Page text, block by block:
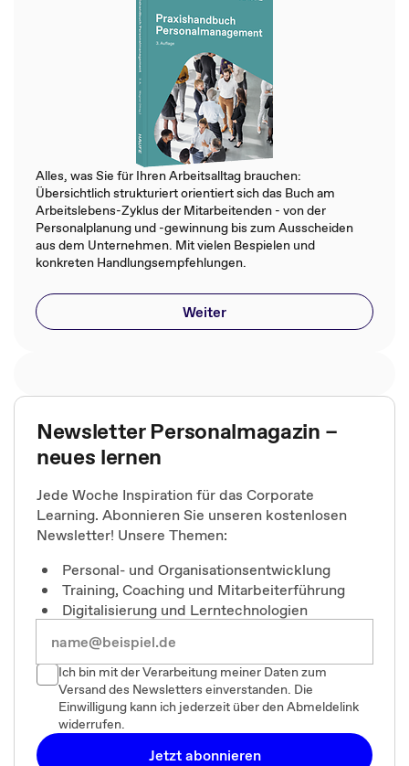
Alles, was Sie für Ihren Arbeitsalltag brauchen:
Übersichtlich strukturiert orientiert sich das Buch am
Arbeitslebens-Zyklus der Mitarbeitenden - von der
Personalplanung und -gewinnung bis zum Ausscheiden
aus dem Unternehmen. Mit vielen Bespielen und
konkreten Handlungsempfehlungen.
Weiter
Newsletter Personalmagazin –
neues lernen
Jede Woche Inspiration für das Corporate
Learning. Abonnieren Sie unseren kostenlosen
Newsletter! Unsere Themen:
Personal- und Organisationsentwicklung
Training, Coaching und Mitarbeiterführung
Digitalisierung und Lerntechnologien
Ich bin mit der Verarbeitung meiner Daten zum
Versand des Newsletters einverstanden. Die
Einwilligung kann ich jederzeit über den Abmeldelink
widerrufen.
Jetzt abonnieren